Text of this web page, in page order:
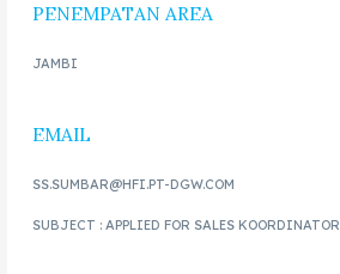
PENEMPATAN AREA
JAMBI
EMAIL
SS.SUMBAR@HFI.PT-DGW.COM
SUBJECT : APPLIED FOR SALES KOORDINATOR